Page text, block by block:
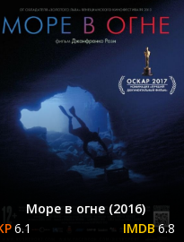
Море в огне (2016)
6.1
6.8